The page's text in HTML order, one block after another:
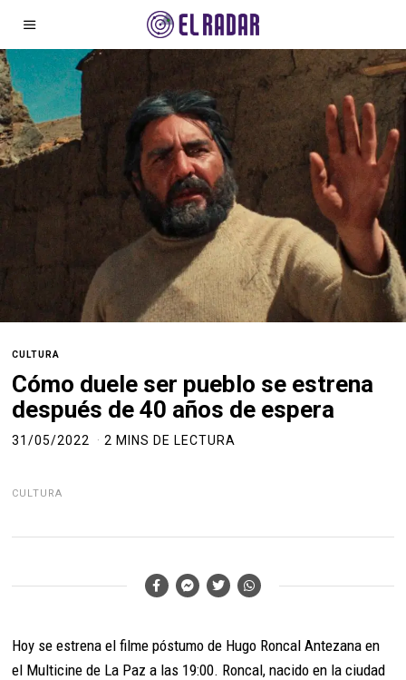
CULTURA
Cómo duele ser pueblo se estrena
después de 40 años de espera
31/05/2022 2 MINS DE LECTURA
CULTURA
Hoy se estrena el filme póstumo de Hugo Roncal Antezana en
el Multicine de La Paz a las 19:00. Roncal, nacido en la ciudad